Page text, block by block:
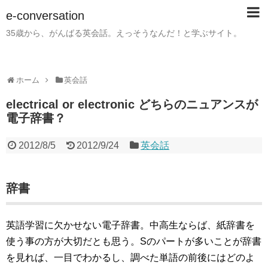
e-conversation
35歳から、がんばる英会話。えっそうなんだ！と学ぶサイト。
ホーム 英会話
electrical or electronic どちらのニュアンスが
電子辞書？
2012/8/5 2012/9/24 英会話
辞書
英語学習に欠かせない電子辞書。中高生ならば、紙辞書を
使う事の方が大切だとも思う。Sのパートが多いことが辞書
を見れば、一目でわかるし、調べた単語の前後にはどのよ